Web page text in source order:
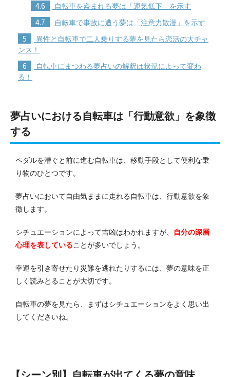
4.6 自転車を盗まれる夢は「運気低下」を示す
4.7 自転車で事故に遭う夢は「注意力散漫」を示す
5
異性と自転車で二人乗りする夢を見たら恋活の大チャ
ンス！
6
自転車にまつわる夢占いの解釈は状況によって変わ
る！
夢占いにおける自転車は「行動意欲」を象徴
する
ペダルを漕ぐと前に進む自転車は、移動手段として便利な乗
り物のひとつです。
夢占いにおいて自由気ままに走れる自転車は、行動意欲を象
徴します。
シチュエーションによって吉凶はわかれますが、
自分の深層
心理を表していることが多いでしょう。
幸運を引き寄せたり災難を逃れたりするには、夢の意味を正
しく読みとることが大切です。
自転車の夢を見たら、まずはシチュエーションをよく思い出
してくださいね。